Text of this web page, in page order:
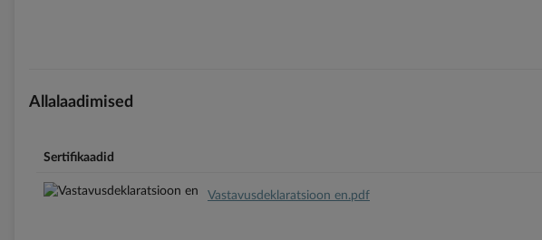
Allalaadimised
Sertifikaadid
Vastavusdeklaratsioon en.pdf